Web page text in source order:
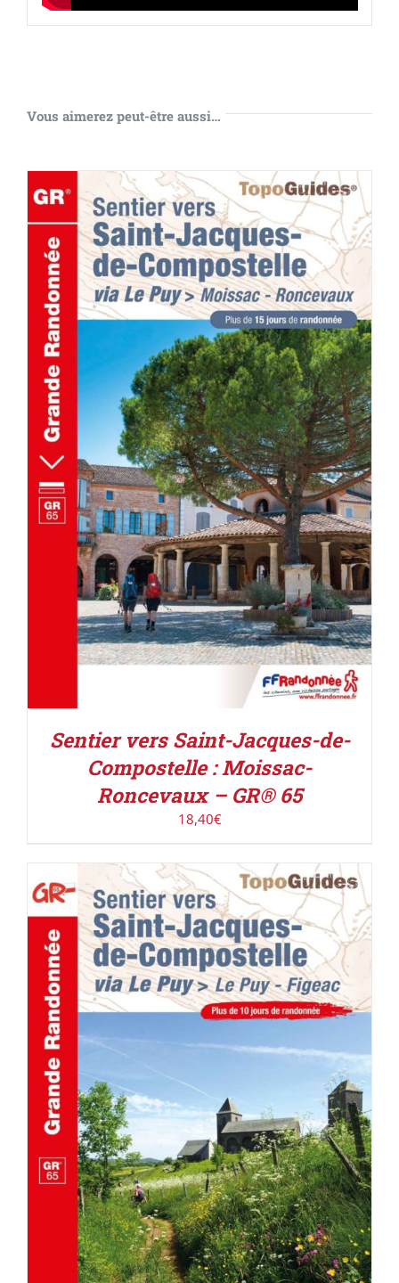
Vous aimerez peut-être aussi…
AJOUTER AU PANIER / DÉTAILS
Sentier vers Saint-Jacques-de-
Compostelle : Moissac-
Roncevaux – GR® 65
18,40€
AJOUTER AU PANIER / DÉTAILS